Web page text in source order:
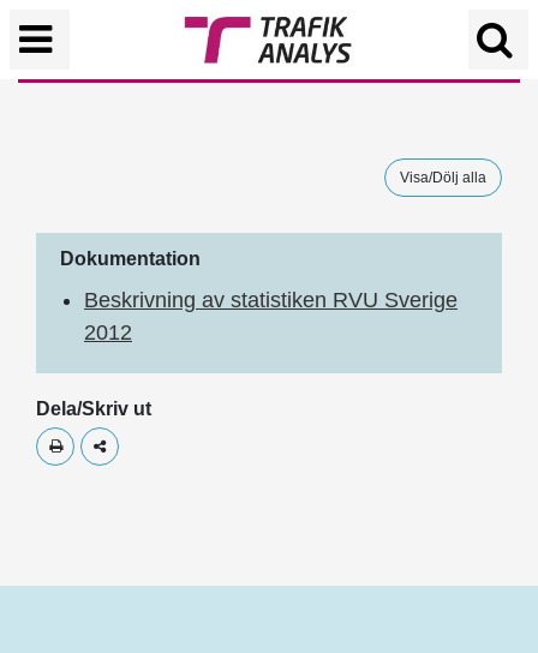
Visa/Dölj alla
Dokumentation
Beskrivning av statistiken RVU Sverige
2012
Dela/Skriv ut
Skriv utDela